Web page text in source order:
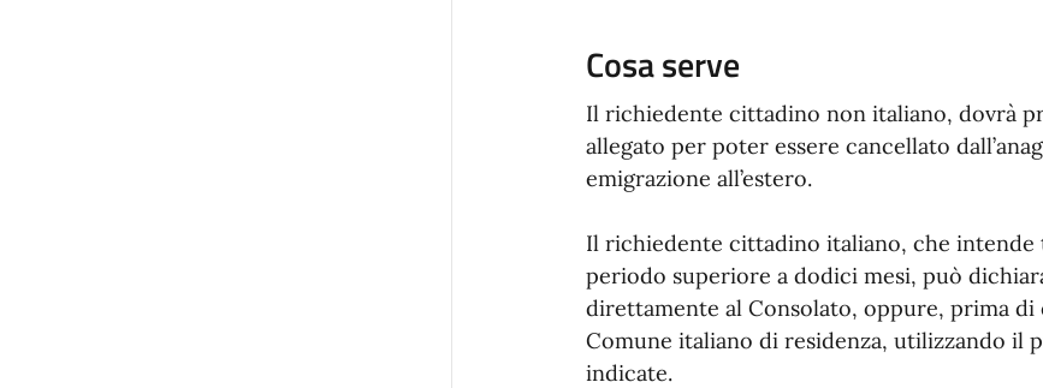
Cosa serve
Il richiedente cittadino non italiano, dovrà
allegato per poter essere cancellato
emigrazione all’estero.
Il richiedente cittadino italiano, che intende
periodo superiore a dodici mesi, può
direttamente al Consolato, oppure, prima
Comune italiano di residenza, utilizzando il
indicate.